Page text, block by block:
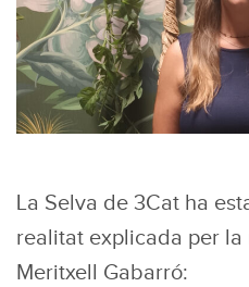
La Selva de 3Cat ha
realitat explicada per la
Meritxell Gabarró: